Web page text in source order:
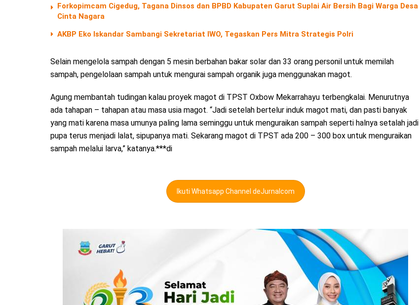
Forkopimcam Cigedug, Tagana Dinsos dan BPBD Kabupaten Garut Suplai Air Bersih Bagi Warga Desa
Cinta Nagara
AKBP Eko Iskandar Sambangi Sekretariat IWO, Tegaskan Pers Mitra Strategis Polri
Selain mengelola sampah dengan 5 mesin berbahan bakar solar dan 33 orang personil untuk memilah
sampah, pengelolaan sampah untuk mengurai sampah organik juga menggunakan magot.
Agung membantah tudingan kalau proyek magot di TPST Oxbow Mekarrahayu terbengkalai. Menurutnya
ada tahapan – tahapan atau masa usia magot. “Jadi setelah bertelur induk magot mati, dan pasti banyak
yang mati karena masa umunya paling lama seminggu untuk menguraikan sampah seperti halnya setalah jadi
pupa terus menjadi lalat, sipupanya mati. Sekarang magot di TPST ada 200 – 300 box untuk menguraikan
sampah melalui larva,” katanya.***di
Ikuti Whatsapp Channel deJurnalcom